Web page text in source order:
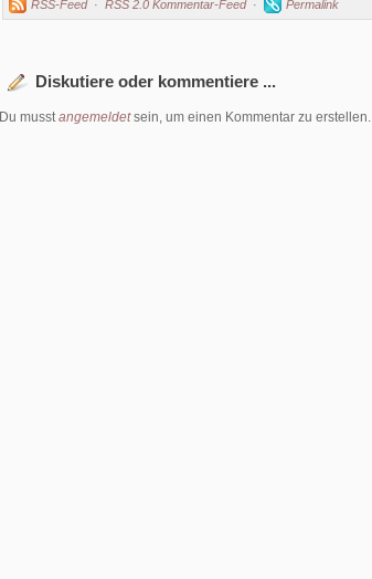
RSS-Feed· RSS 2.0 Kommentar-Feed· Permalink
Diskutiere oder kommentiere ...
Du musstangemeldetsein, um einen Kommentar zu erstellen.